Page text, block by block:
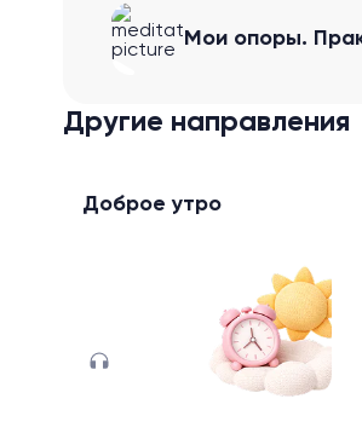
Мои опоры.
Другие направления
Доброе утро